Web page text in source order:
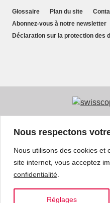
Nous respectons
Nous utilisons des cookies et
site internet, vous acceptez
confidentialité
Réglages
Glossaire Plan du site
Abonnez-vous à notre newsletter
Déclaration sur la protection des